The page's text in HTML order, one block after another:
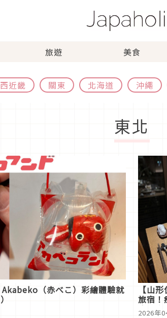
旅遊 美食
近畿 關東 北海道 沖繩
東北
（赤べこ）彩繪體驗就 【山
旅宿！
森の音
2026年